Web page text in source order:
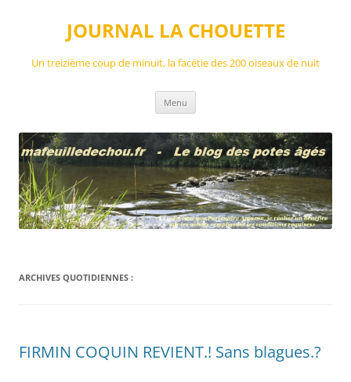
JOURNAL LA CHOUETTE
Un treizième coup de minuit, la facétie des 200 oiseaux de nuit
Menu
ARCHIVES QUOTIDIENNES :
FIRMIN COQUIN REVIENT.! Sans blagues.?